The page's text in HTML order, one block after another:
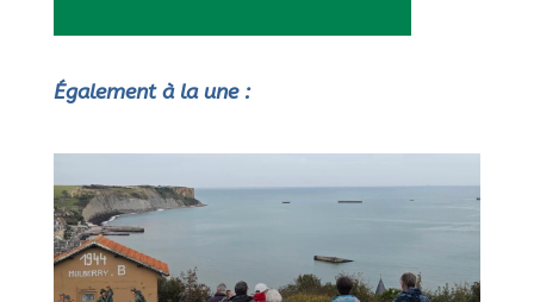
Également à la une :